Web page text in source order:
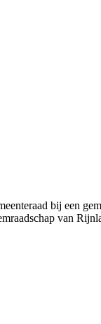
bij een
van